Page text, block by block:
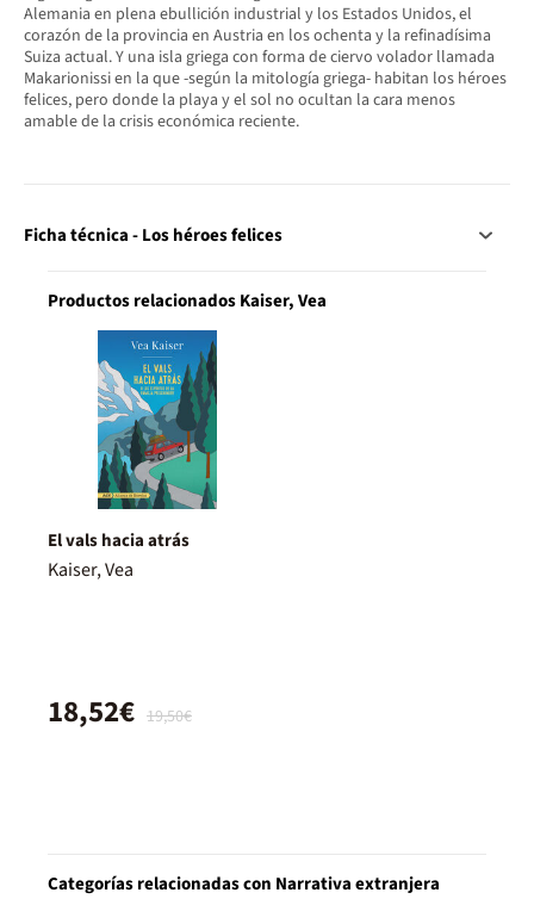
Alemania en plena ebullición industrial y los Estados Unidos, el
corazón de la provincia en Austria en los ochenta y la refinadísima
Suiza actual. Y una isla griega con forma de ciervo volador llamada
Makarionissi en la que -según la mitología griega- habitan los héroes
felices, pero donde la playa y el sol no ocultan la cara menos
amable de la crisis económica reciente.
Ficha técnica - Los héroes felices
Productos relacionados Kaiser, Vea
El vals hacia atrás
Kaiser, Vea
19,50€
18,52€
Categorías relacionadas con Narrativa extranjera